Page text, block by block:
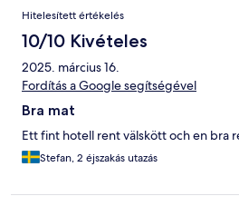
Hitelesített értékelés
10/10 Kivételes
2025. március 16.
Fordítás a Google segítségével
Bra mat
Ett fint hotell rent välskött och en bra
Stefan, 2 éjszakás utazás